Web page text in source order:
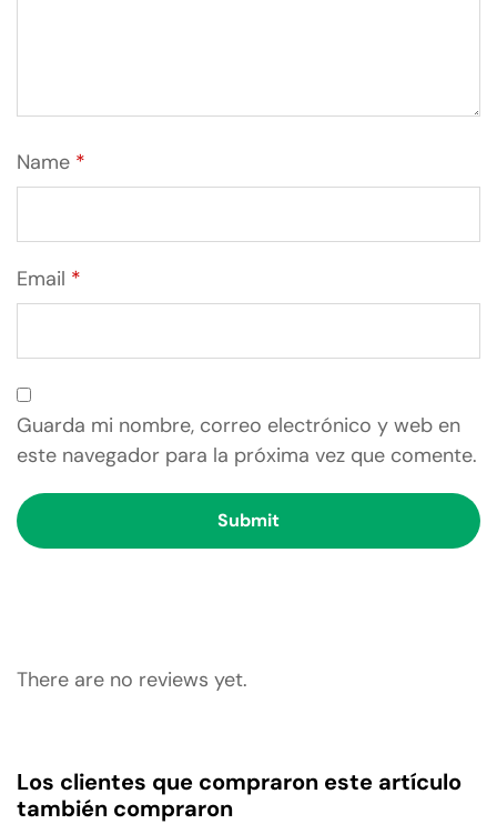
Name *
Email *
Guarda mi nombre, correo electrónico y web en
este navegador para la próxima vez que comente.
There are no reviews yet.
Los clientes que compraron este artículo
también compraron